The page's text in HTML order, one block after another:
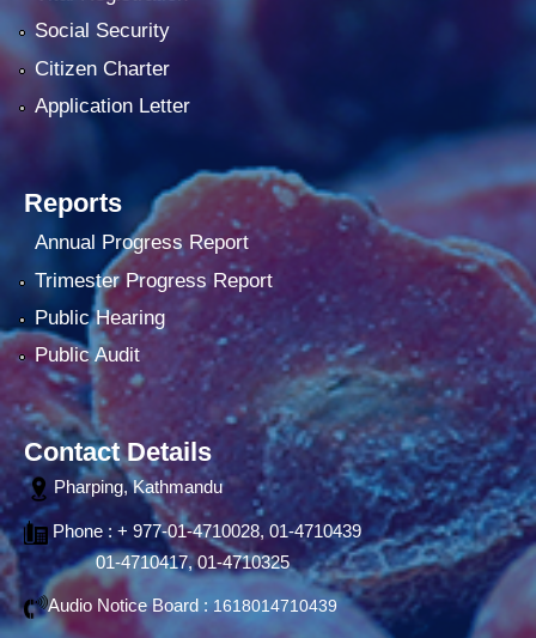
Social Security
Citizen Charter
Application Letter
Reports
Annual Progress Report
Trimester Progress Report
Public Hearing
Public Audit
Contact Details
Pharping, Kathmandu
Phone : + 977-01-4710028, 01-4710439
01-4710417, 01-4710325
Audio Notice Board : 1618014710439